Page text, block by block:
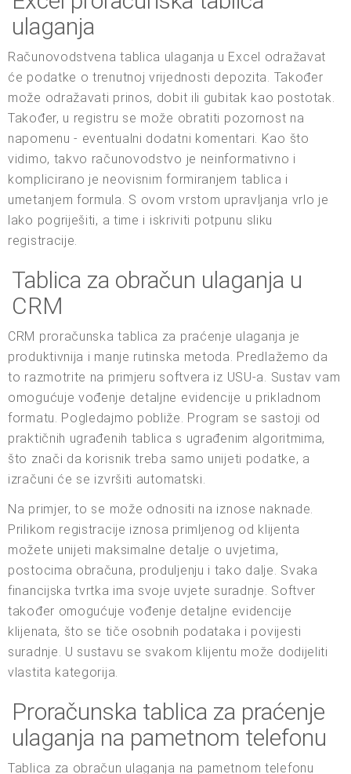
ulaganja
Računovodstvena tablica ulaganja u Excel odražavat
će podatke o trenutnoj vrijednosti depozita. Također
može odražavati prinos, dobit ili gubitak kao postotak.
Također, u registru se može obratiti pozornost na
napomenu - eventualni dodatni komentari. Kao što
vidimo, takvo računovodstvo je neinformativno i
komplicirano je neovisnim formiranjem tablica i
umetanjem formula. S ovom vrstom upravljanja vrlo je
lako pogriješiti, a time i iskriviti potpunu sliku
registracije.
Tablica za obračun ulaganja u
CRM
CRM proračunska tablica za praćenje ulaganja je
produktivnija i manje rutinska metoda. Predlažemo da
to razmotrite na primjeru softvera iz USU-a. Sustav vam
omogućuje vođenje detaljne evidencije u prikladnom
formatu. Pogledajmo pobliže. Program se sastoji od
praktičnih ugrađenih tablica s ugrađenim algoritmima,
što znači da korisnik treba samo unijeti podatke, a
izračuni će se izvršiti automatski.
Na primjer, to se može odnositi na iznose naknade.
Prilikom registracije iznosa primljenog od klijenta
možete unijeti maksimalne detalje o uvjetima,
postocima obračuna, produljenju i tako dalje. Svaka
financijska tvrtka ima svoje uvjete suradnje. Softver
također omogućuje vođenje detaljne evidencije
klijenata, što se tiče osobnih podataka i povijesti
suradnje. U sustavu se svakom klijentu može dodijeliti
vlastita kategorija.
Proračunska tablica za praćenje
ulaganja na pametnom telefonu
Tablica za obračun ulaganja na pametnom telefonu